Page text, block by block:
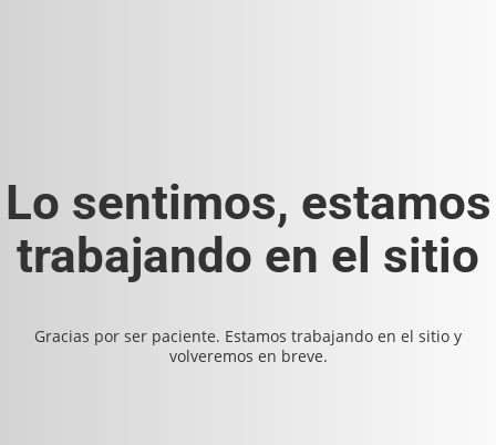
Lo sentimos, estamos
trabajando en el sitio
Gracias por ser paciente. Estamos trabajando en el sitio y
volveremos en breve.